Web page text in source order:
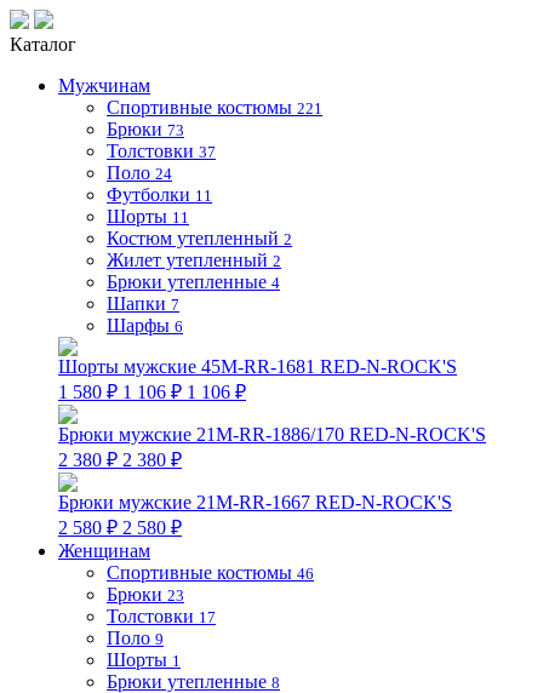
Каталог
Мужчинам
Спортивные костюмы 221
Брюки 73
Толстовки 37
Поло 24
Футболки 11
Шорты 11
Костюм утепленный 2
Жилет утепленный 2
Брюки утепленные 4
Шапки 7
Шарфы 6
Шорты мужские 45M-RR-1681 RED-N-ROCK'S
1 580 ₽ 1 106 ₽ 1 106 ₽
Брюки мужские 21M-RR-1886/170 RED-N-ROCK'S
2 380 ₽ 2 380 ₽
Брюки мужские 21M-RR-1667 RED-N-ROCK'S
2 580 ₽ 2 580 ₽
Женщинам
Спортивные костюмы 46
Брюки 23
Толстовки 17
Поло 9
Шорты 1
Брюки утепленные 8